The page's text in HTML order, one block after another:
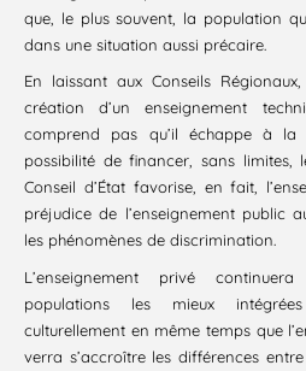
que, le plus souvent, la population
dans une situation aussi précaire.
En laissant aux Conseils
création d’un enseignement
comprend pas qu’il échappe à la
possibilité de financer, sans limites,
Conseil d’État favorise, en fait,
préjudice de l’enseignement public
les phénomènes de discrimination.
L’enseignement privé
populations les mieux
culturellement en même temps que
verra s’accroître les différences